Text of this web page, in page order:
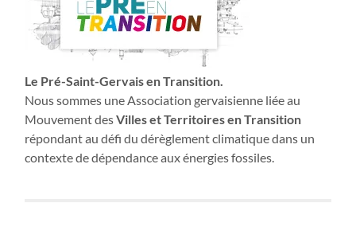
Le Pré-Saint-Gervais en Transition.
Nous sommes une Association gervaisienne liée au
Mouvement desVilles et Territoires en Transition
répondant au défi du dérèglement climatique dans un
contexte de dépendance aux énergies fossiles.